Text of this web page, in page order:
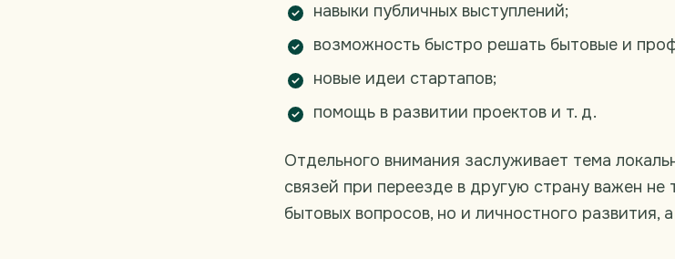
навыки публичных выступлений;
возможность быстро решать бытовые и
новые идеи стартапов;
помощь в развитии проектов и т. д.
Отдельного внимания заслуживает тема
связей при переезде в другую страну важен не
бытовых вопросов, но и личностного развития,